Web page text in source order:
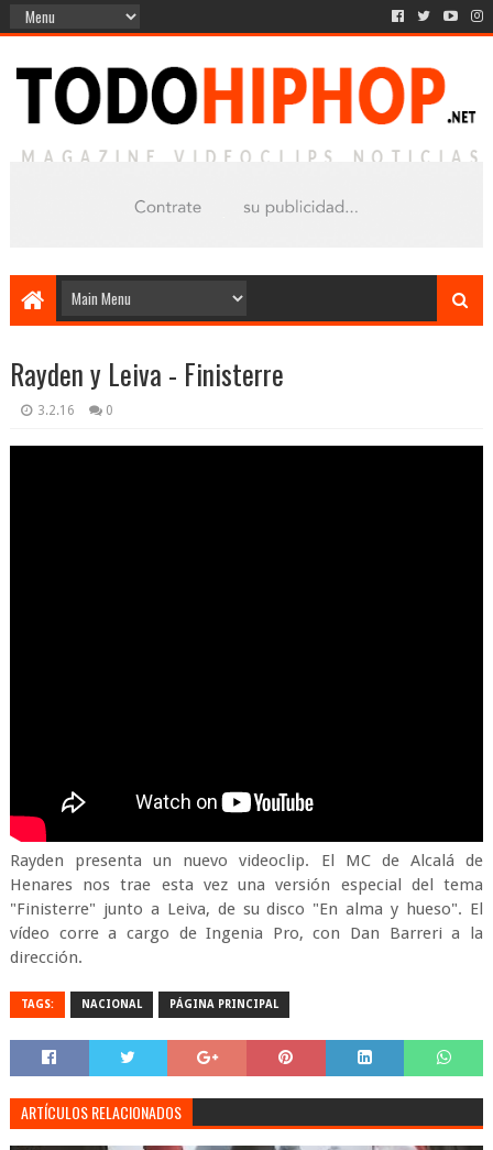
Rayden y Leiva - Finisterre
3.2.16 0
Rayden presenta un nuevo videoclip. El MC de Alcalá de
Henares nos trae esta vez una versión especial del tema
"Finisterre" junto a Leiva, de su disco "En alma y hueso". El
vídeo corre a cargo de Ingenia Pro, con Dan Barreri a la
dirección.
TAGS: NACIONAL PÁGINA PRINCIPAL
ARTÍCULOS RELACIONADOS